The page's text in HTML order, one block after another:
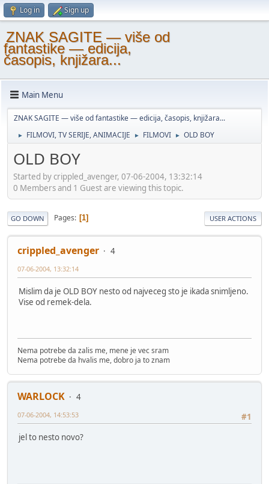
Log in Sign up
ZNAK SAGITE — više od
fantastike — edicija,
časopis, knjižara...
Main Menu
ZNAK SAGITE — više od fantastike — edicija, časopis, knjižara...
► FILMOVI, TV SERIJE, ANIMACIJE ► FILMOVI ► OLD BOY
OLD BOY
Started by crippled_avenger, 07-06-2004, 13:32:14
0 Members and 1 Guest are viewing this topic.
GO DOWN Pages 1 USER ACTIONS
crippled_avenger 4
07-06-2004, 13:32:14
Mislim da je OLD BOY nesto od najveceg sto je ikada snimljeno.
Vise od remek-dela.
Nema potrebe da zalis me, mene je vec sram
Nema potrebe da hvalis me, dobro ja to znam
WARLOCK
4
#1
07-06-2004, 14:53:53
jel to nesto novo?